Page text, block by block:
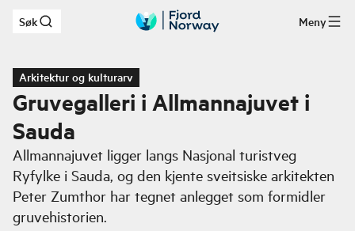
Hopp til hovedinnhold
Søk Meny
Arkitektur og kulturarv
Gruvegalleri i Allmannajuvet i
Sauda
Allmannajuvet ligger langs Nasjonal turistveg
Ryfylke i Sauda, og den kjente sveitsiske arkitekten
Peter Zumthor har tegnet anlegget som formidler
gruvehistorien.